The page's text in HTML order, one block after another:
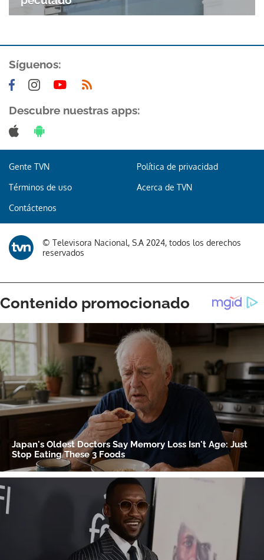
Gracias por suscribirte a nuestro boletín.
Síguenos:
Descubre nuestras apps:
Gente TVN Política de privacidad
Términos de uso Acerca de TVN
Contáctenos
© Televisora Nacional, S.A 2024, todos los derechos
reservados